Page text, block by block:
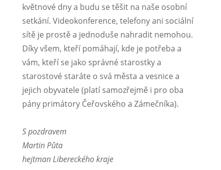
květnové dny a budu se těšit na naše osobní
setkání. Videokonference, telefony ani sociální
sítě je prostě a jednoduše nahradit nemohou.
Díky všem, kteří pomáhají, kde je potřeba a
vám, kteří se jako správné starostky a
starostové staráte o svá města a vesnice a
jejich obyvatele (platí samozřejmě i pro oba
pány primátory Čeřovského a Zámečníka).
S pozdravem
Martin Půta
hejtman Libereckého kraje